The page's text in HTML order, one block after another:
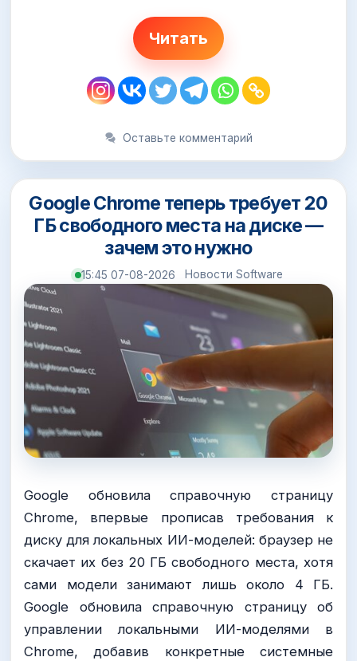
Читать
Оставьте комментарий
Google Chrome теперь требует 20
ГБ свободного места на диске —
зачем это нужно
15:45 07-08-2026 Новости Software
Google обновила справочную страницу
Chrome, впервые прописав требования к
диску для локальных ИИ-моделей: браузер не
скачает их без 20 ГБ свободного места, хотя
сами модели занимают лишь около 4 ГБ.
Google обновила справочную страницу об
управлении локальными ИИ-моделями в
Chrome, добавив конкретные системные